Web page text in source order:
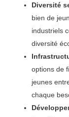
Diversité
bien de
industriels
diversité
options de
jeunes
chaque